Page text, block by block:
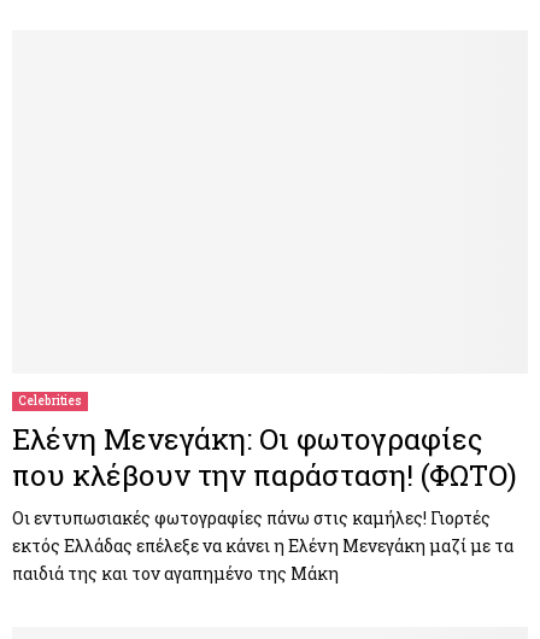
Celebrities
Ελένη Μενεγάκη: Oι φωτογραφίες
που κλέβουν την παράσταση! (ΦΩΤΟ)
Οι εντυπωσιακές φωτογραφίες πάνω στις καμήλες! Γιορτές
εκτός Ελλάδας επέλεξε να κάνει η Ελένη Μενεγάκη μαζί με τα
παιδιά της και τον αγαπημένο της Μάκη